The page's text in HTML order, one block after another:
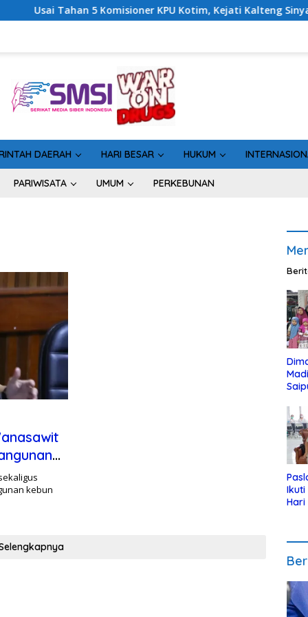
5 Komisioner KPU Kotim, Kejati Kalteng Sinyalkan Ada
DAERAH HARI BESAR HUKUM
PARIWISATA UMUM PERKEBUNAN
kebun
Ikuti
Hari